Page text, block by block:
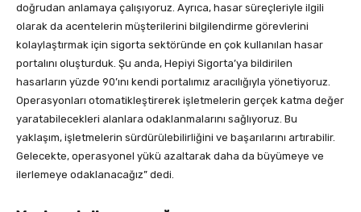
doğrudan anlamaya çalışıyoruz. Ayrıca, hasar süreçleriyle ilgili
olarak da acentelerin müşterilerini bilgilendirme görevlerini
kolaylaştırmak için sigorta sektöründe en çok kullanılan hasar
portalını oluşturduk. Şu anda, Hepiyi Sigorta’ya bildirilen
hasarların yüzde 90’ını kendi portalımız aracılığıyla yönetiyoruz.
Operasyonları otomatikleştirerek işletmelerin gerçek katma değer
yaratabilecekleri alanlara odaklanmalarını sağlıyoruz. Bu
yaklaşım, işletmelerin sürdürülebilirliğini ve başarılarını artırabilir.
Gelecekte, operasyonel yükü azaltarak daha da büyümeye ve
ilerlemeye odaklanacağız” dedi.